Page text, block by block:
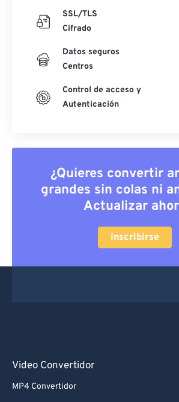
SSL/TLS
Cifrado
Datos seguros
Centros
Control de acceso y
Autenticación
¿Quieres convertir
grandes sin colas ni
Actualizar
Inscribirse
Video Convertidor
MP4 Convertidor